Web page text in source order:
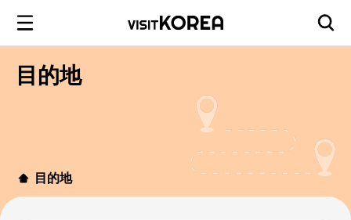
目的地
目的地